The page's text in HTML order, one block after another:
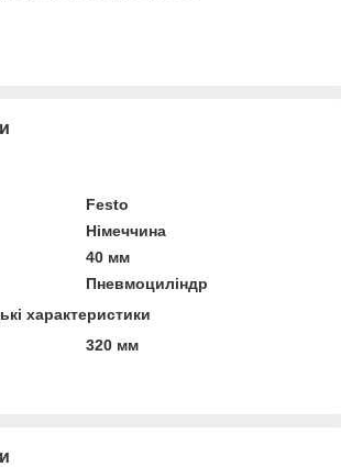
Festo
Німеччина
40 мм
Пневмоциліндр
характеристики
320 мм